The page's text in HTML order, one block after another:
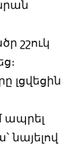
շշուկ
լցվեցին
ապրել
նայելով